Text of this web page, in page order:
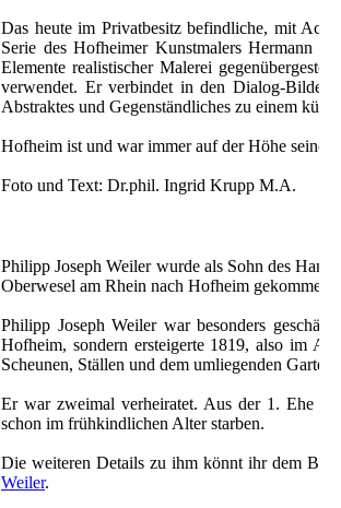
Das heute im Privatbesitz befindliche, mit
Serie des Hofheimer Kunstmalers Hermann
Elemente realistischer Malerei
verwendet. Er verbindet in den Dialog-
Abstraktes und Gegenständliches zu einem
Hofheim ist und war immer auf der Höhe
Foto und Text: Dr.phil. Ingrid Krupp M.A.
Philipp Joseph Weiler wurde als Sohn des
Oberwesel am Rhein nach Hofheim gekommen
Philipp Joseph Weiler war besonders
Hofheim, sondern ersteigerte 1819, also im
Scheunen, Ställen und dem umliegenden
Er war zweimal verheiratet. Aus der 1. Ehe
schon im frühkindlichen Alter starben.
Die weiteren Details zu ihm könnt ihr dem
Weiler.